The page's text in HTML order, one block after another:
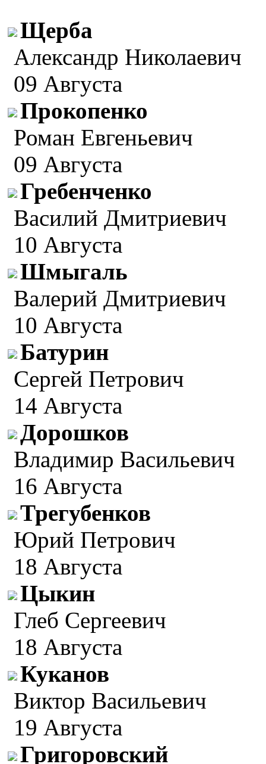
Щерба
Александр Николаевич
09 Августа
Прокопенко
Роман Евгеньевич
09 Августа
Гребенченко
Василий Дмитриевич
10 Августа
Шмыгаль
Валерий Дмитриевич
10 Августа
Батурин
Сергей Петрович
14 Августа
Дорошков
Владимир Васильевич
16 Августа
Трегубенков
Юрий Петрович
18 Августа
Цыкин
Глеб Сергеевич
18 Августа
Куканов
Виктор Васильевич
19 Августа
Григоровский